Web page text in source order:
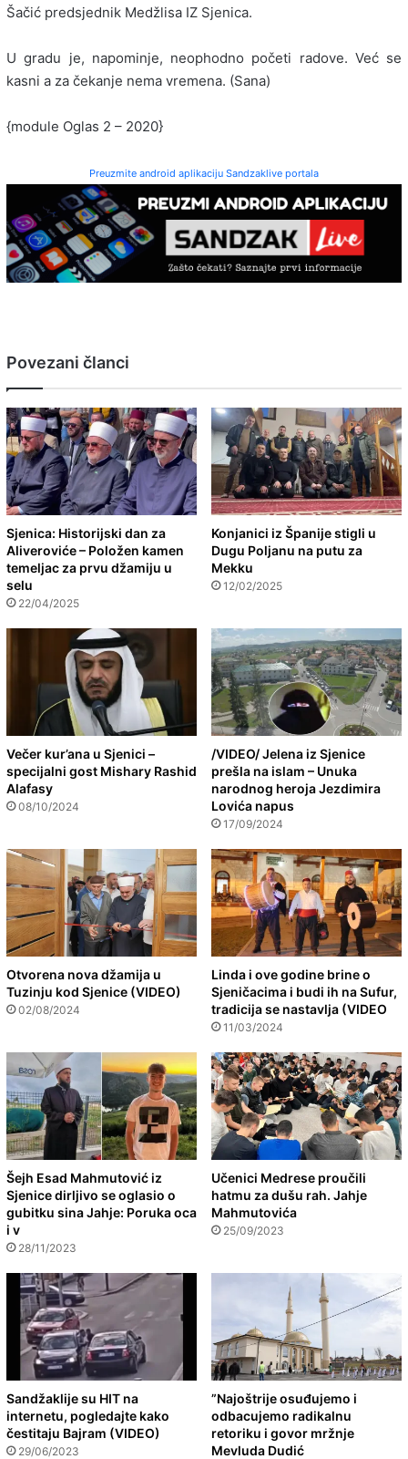
Šačić predsjednik Medžlisa IZ Sjenica.
U gradu je, napominje, neophodno početi radove. Već se
kasni a za čekanje nema vremena. (Sana)
{module Oglas 2 – 2020}
Preuzmite android aplikaciju Sandzaklive portala
Povezani članci
Sjenica: Historijski dan za
Aliveroviće – Položen kamen
temeljac za prvu džamiju u
selu
22/04/2025
Konjanici iz Španije stigli u
Dugu Poljanu na putu za
Mekku
12/02/2025
Večer kur’ana u Sjenici –
specijalni gost Mishary Rashid
Alafasy
08/10/2024
/VIDEO/ Jelena iz Sjenice
prešla na islam – Unuka
narodnog heroja Jezdimira
Lovića napus
17/09/2024
Otvorena nova džamija u
Tuzinju kod Sjenice (VIDEO)
02/08/2024
Linda i ove godine brine o
Sjeničacima i budi ih na Sufur,
tradicija se nastavlja (VIDEO
11/03/2024
Šejh Esad Mahmutović iz
Sjenice dirljivo se oglasio o
gubitku sina Jahje: Poruka oca
i v
28/11/2023
Učenici Medrese proučili
hatmu za dušu rah. Jahje
Mahmutovića
25/09/2023
Sandžaklije su HIT na
internetu, pogledajte kako
čestitaju Bajram (VIDEO)
29/06/2023
”Najoštrije osuđujemo i
odbacujemo radikalnu
retoriku i govor mržnje
Mevluda Dudić